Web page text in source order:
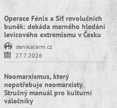
Operace Fénix a Síť revolučních
buněk: dekáda marného hledání
levicového extremismu v Česku
denikalarm.cz
27.7.2026
Neomarxismus, který
nepotřebuje neomarxisty.
Stručný manuál pro kulturní
válečníky